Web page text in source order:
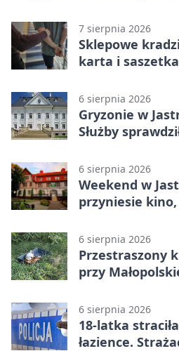
7 sierpnia 2026
Sklepowe
karta i saszetka
6 sierpnia 2026
Gryzonie w
Służby
6 sierpnia 2026
Weekend w
przyniesie
6 sierpnia 2026
Przestraszony
przy
6 sierpnia 2026
18-latka
łazience.